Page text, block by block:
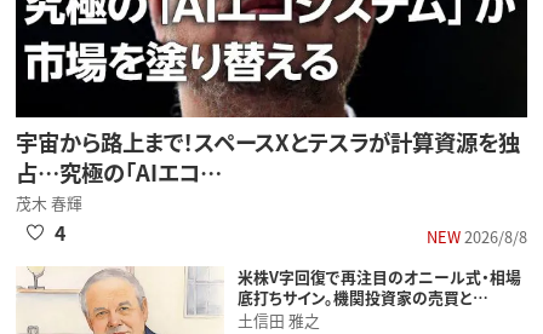
宇宙から路上まで！スペースXとテスラが計算資源を独
占…究極の「AIエコ…
茂木 春輝
NEW2026/8/8
4
米株V字回復で再注目のオニール式・相場
底打ちサイン。機関投資家の売買と…
土信田 雅之